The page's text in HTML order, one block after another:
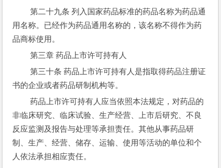
第二十九条 列入国家药品标准的药品名称为药品通
用名称。已经作为药品通用名称的，该名称不得作为药
品商标使用。
第三章 药品上市许可持有人
第三十条 药品上市许可持有人是指取得药品注册证
书的企业或者药品研制机构等。
药品上市许可持有人应当依照本法规定，对药品的
非临床研究、临床试验、生产经营、上市后研究、不良
反应监测及报告与处理等承担责任。其他从事药品研
制、生产、经营、储存、运输、使用等活动的单位和个
人依法承担相应责任。